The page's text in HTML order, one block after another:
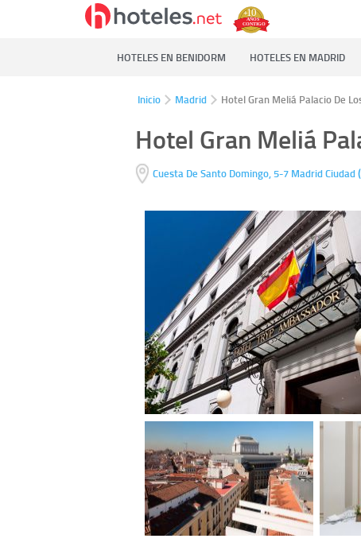
HOTELES EN BENIDORM HOTELES EN MADRID
Inicio Madrid Hotel Gran Meliá Palacio De
Hotel Gran Meliá
Cuesta De Santo Domingo, 5-7 Madrid Ciudad(